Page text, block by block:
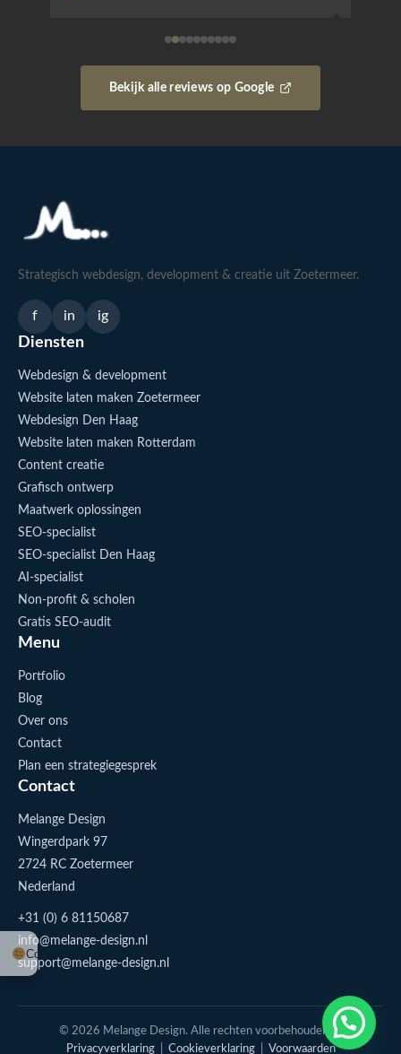
Bekijk alle reviews op Google
Cookie-instellingen
Stuur me een appje
Strategisch webdesign, development & creatie uit Zoetermeer.
f in ig
Diensten
Webdesign & development
Website laten maken Zoetermeer
Webdesign Den Haag
Website laten maken Rotterdam
Content creatie
Grafisch ontwerp
Maatwerk oplossingen
SEO-specialist
SEO-specialist Den Haag
AI-specialist
Non-profit & scholen
Gratis SEO-audit
Menu
Portfolio
Blog
Over ons
Contact
Plan een strategiegesprek
Contact
Melange Design
Wingerdpark 97
2724 RC Zoetermeer
Nederland
+31 (0) 6 81150687
info@melange-design.nl
support@melange-design.nl
© 2026 Melange Design. Alle rechten voorbehouden. |
Privacyverklaring| Cookieverklaring| Voorwaarden